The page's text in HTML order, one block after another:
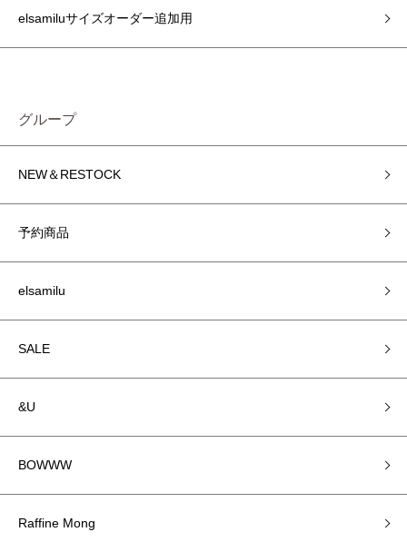
elsamiluサイズオーダー追加用
グループ
NEW＆RESTOCK
予約商品
elsamilu
SALE
&U
BOWWW
Raffine Mong